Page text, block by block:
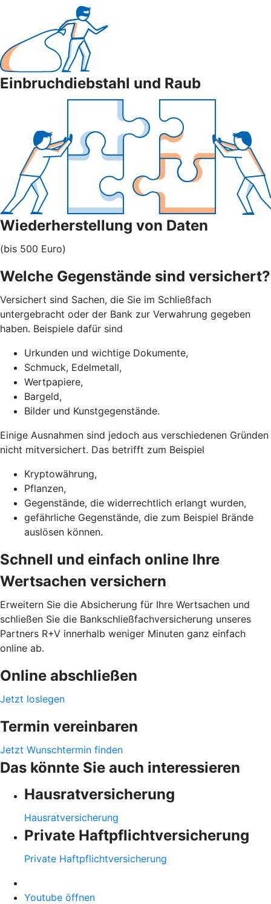
Einbruchdiebstahl und Raub
Wiederherstellung von Daten
(bis 500 Euro)
Welche Gegenstände sind versichert?
Versichert sind Sachen, die Sie im Schließfach
untergebracht oder der Bank zur Verwahrung gegeben
haben. Beispiele dafür sind
Urkunden und wichtige Dokumente,
Schmuck, Edelmetall,
Wertpapiere,
Bargeld,
Bilder und Kunstgegenstände.
Einige Ausnahmen sind jedoch aus verschiedenen Gründen
nicht mitversichert. Das betrifft zum Beispiel
Kryptowährung,
Pflanzen,
Gegenstände, die widerrechtlich erlangt wurden,
gefährliche Gegenstände, die zum Beispiel Brände
auslösen können.
Schnell und einfach online Ihre
Wertsachen versichern
Erweitern Sie die Absicherung für Ihre Wertsachen und
schließen Sie die Bankschließfachversicherung unseres
Partners R+V innerhalb weniger Minuten ganz einfach
online ab.
Online abschließen
Jetzt loslegen
Termin vereinbaren
Jetzt Wunschtermin finden
Das könnte Sie auch interessieren
Hausratversicherung
Hausratversicherung
Private Haftpflichtversicherung
Private Haftpflichtversicherung
Youtube öffnen